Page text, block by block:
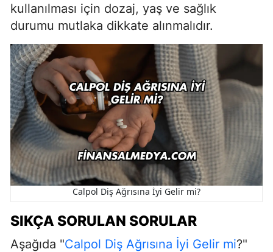
kullanılması için dozaj, yaş ve sağlık
durumu mutlaka dikkate alınmalıdır.
Calpol Diş Ağrısına İyi Gelir mi?
SIKÇA SORULAN SORULAR
Aşağıda "Calpol Diş Ağrısına İyi Gelir mi?"